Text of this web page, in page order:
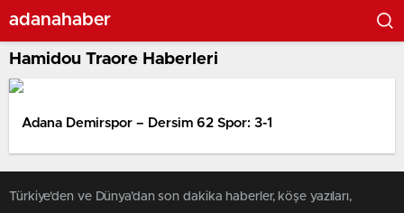
adanahaber
Hamidou Traore Haberleri
Adana Demirspor – Dersim 62 Spor: 3-1
Türkiye'den ve Dünya’dan son dakika haberler, köşe yazıları,